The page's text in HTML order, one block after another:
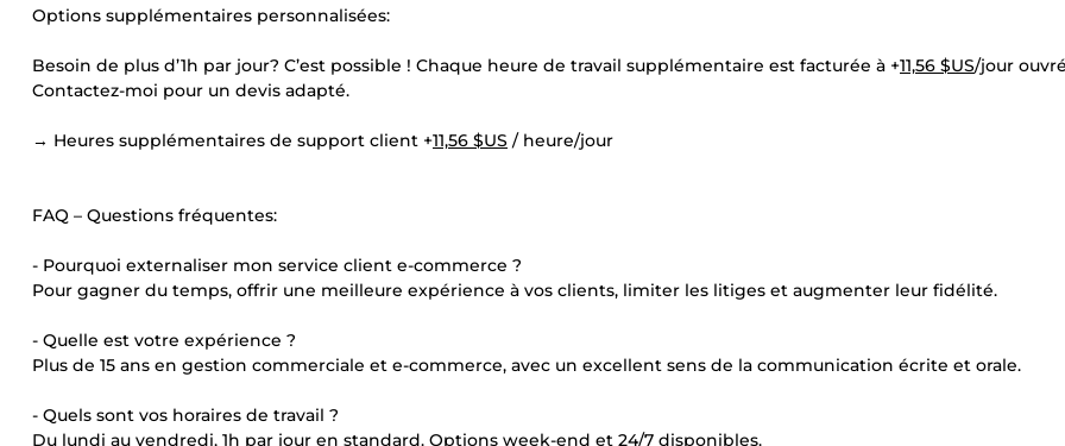
Options supplémentaires personnalisées:
Besoin de plus d’1h par jour? C’est possible ! Chaque heure de travail supplémentaire est facturée à +11,56 $US/jour
Contactez-moi pour un devis adapté.
→ Heures supplémentaires de support client +11,56 $US / heure/jour
FAQ – Questions fréquentes:
- Pourquoi externaliser mon service client e-commerce ?
Pour gagner du temps, offrir une meilleure expérience à vos clients, limiter les litiges et augmenter leur fidélité.
- Quelle est votre expérience ?
Plus de 15 ans en gestion commerciale et e-commerce, avec un excellent sens de la communication écrite et orale.
- Quels sont vos horaires de travail ?
Du lundi au vendredi, 1h par jour en standard. Options week-end et 24/7 disponibles.